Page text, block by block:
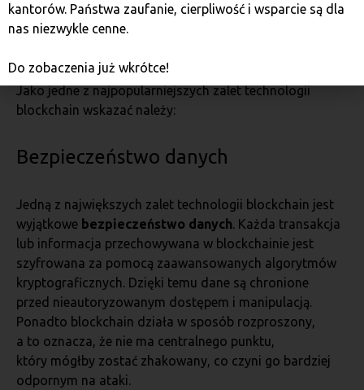
Zalety technologii blockchain
Jako jedne z najpopularniejszych zalet technologii
blockchain wskazać należy:
Bezpieczeństwo danych
Jedną z największych zalet technologii blockchain jest
wyjątkowe bezpieczeństwo danych. Każda transakcja
lub informacja przechowywana w blockchainie jest
szyfrowana za pomocą zaawansowanych algorytmów
kryptograficznych. Dzięki temu dane są chronione
przed nieautoryzowanym dostępem i manipulacją.
Ponadto blockchain działa w sposób rozproszony,
a to oznacza, że nie ma centralnego punktu,
który mógłby zostać zhakowany, co czyni go bardziej
odpornym na ataki.
kantorów. Państwa zaufanie, cierpliwość i wsparcie są dla
nas niezwykle cenne.
Do zobaczenia już wkrótce!